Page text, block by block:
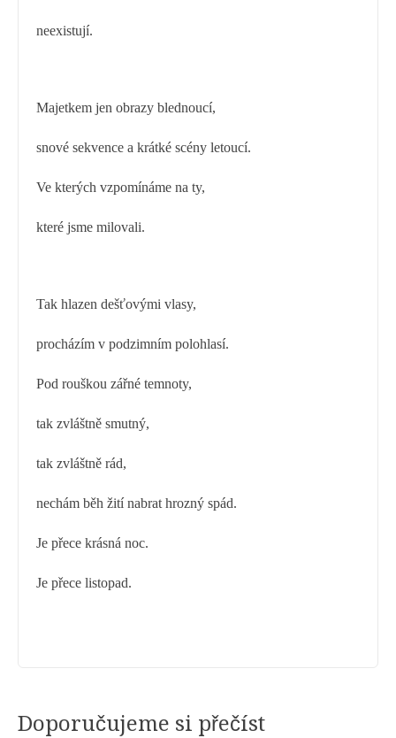
neexistují.
Majetkem jen obrazy blednoucí,
snové sekvence a krátké scény letoucí.
Ve kterých vzpomínáme na ty,
které jsme milovali.
Tak hlazen dešťovými vlasy,
procházím v podzimním polohlasí.
Pod rouškou zářné temnoty,
tak zvláštně smutný,
tak zvláštně rád,
nechám běh žití nabrat hrozný spád.
Je přece krásná noc.
Je přece listopad.
Doporučujeme si přečíst